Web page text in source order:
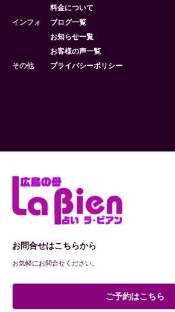
料金について
インフォ
ブログ一覧
お知らせ一覧
お客様の声一覧
その他
プライバシーポリシー
お問合せはこちらから
お気軽にお問合せください。
ご予約はこちら